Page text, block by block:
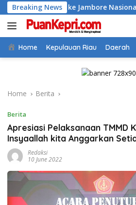
Skip
to
content
Breaking News
ke Jambore Nasional 2026
Home Kepulauan Riau Daerah
Home Berita
Berita
Apresiasi Pelaksanaan TMMD
Insyaallah kita Anggarkan
Redaksi
10 June 2022